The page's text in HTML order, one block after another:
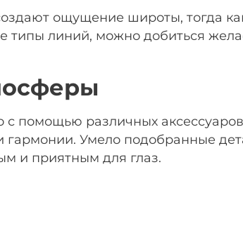
ощущение широты, тогда
типы линий, можно добиться
помощью различных
Умело подобранные
и приятным для глаз.